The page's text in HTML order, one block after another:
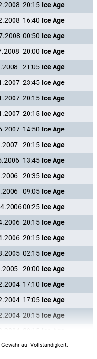
20:15 Ice Age
16:40 Ice Age
00:50 Ice Age
20:00 Ice Age
21:05 Ice Age
23:45 Ice Age
20:15 Ice Age
20:15 Ice Age
14:50 Ice Age
20:15 Ice Age
13:45 Ice Age
20:35 Ice Age
09:05 Ice Age
00:25 Ice Age
20:15 Ice Age
20:15 Ice Age
02:15 Ice Age
20:00 Ice Age
17:10 Ice Age
17:05 Ice Age
20:15 Ice Age
auf Vollständigkeit.